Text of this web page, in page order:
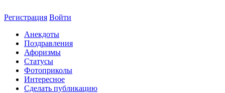
Регистрация Войти
Анекдоты
Поздравления
Афоризмы
Статусы
Фотоприколы
Интересное
Сделать публикацию